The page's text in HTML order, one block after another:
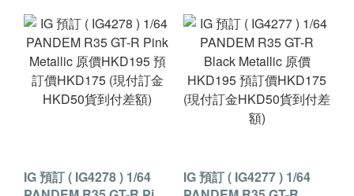
HKD30貨到付差額)
(現付訂金HKD30貨到付
差額)
IG 預訂 ( IG4278 ) 1/64
IG 預訂 ( IG4277 ) 1/64